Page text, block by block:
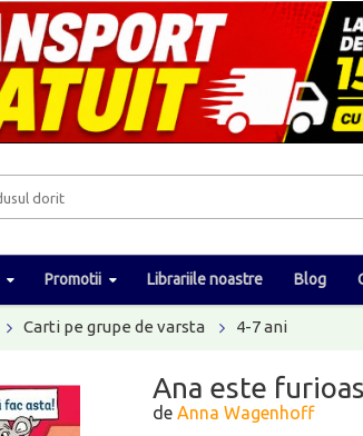
Promotii Librariile noastre Blog
Carti pe grupe de varsta 4-7 ani
Ana este
deAnna Wagenhoff